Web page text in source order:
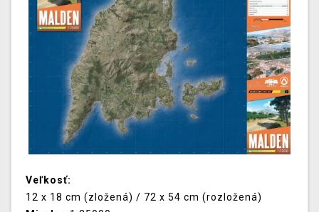
Veľkosť:
12 x 18 cm (zložená) / 72 x 54 cm (rozložená)